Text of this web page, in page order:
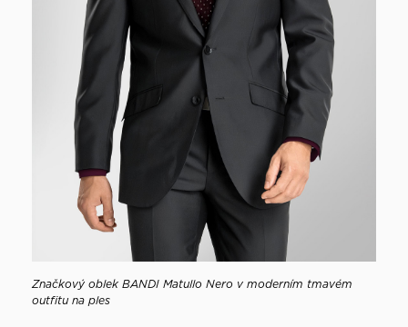
Značkový oblek BANDI Matullo Nero v moderním tmavém
outfitu na ples